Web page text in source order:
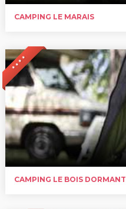
CAMPING LE MARAIS
* * * *
CAMPING LE BOIS DORMANT